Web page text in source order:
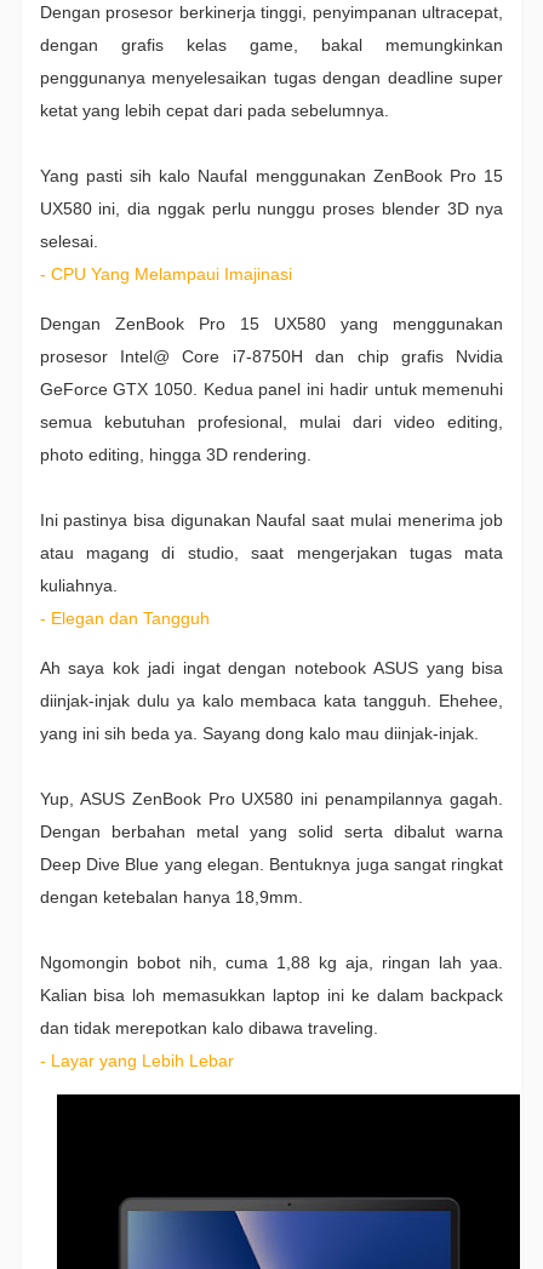
Dengan prosesor berkinerja tinggi, penyimpanan ultracepat,
dengan grafis kelas game, bakal memungkinkan
penggunanya menyelesaikan tugas dengan deadline super
ketat yang lebih cepat dari pada sebelumnya.
Yang pasti sih kalo Naufal menggunakan ZenBook Pro 15
UX580 ini, dia nggak perlu nunggu proses blender 3D nya
selesai.
- CPU Yang Melampaui Imajinasi
Dengan ZenBook Pro 15 UX580 yang menggunakan
prosesor Intel@ Core i7-8750H dan chip grafis Nvidia
GeForce GTX 1050. Kedua panel ini hadir untuk memenuhi
semua kebutuhan profesional, mulai dari video editing,
photo editing, hingga 3D rendering.
Ini pastinya bisa digunakan Naufal saat mulai menerima job
atau magang di studio, saat mengerjakan tugas mata
kuliahnya.
- Elegan dan Tangguh
Ah saya kok jadi ingat dengan notebook ASUS yang bisa
diinjak-injak dulu ya kalo membaca kata tangguh. Ehehee,
yang ini sih beda ya. Sayang dong kalo mau diinjak-injak.
Yup, ASUS ZenBook Pro UX580 ini penampilannya gagah.
Dengan berbahan metal yang solid serta dibalut warna
Deep Dive Blue yang elegan. Bentuknya juga sangat ringkat
dengan ketebalan hanya 18,9mm.
Ngomongin bobot nih, cuma 1,88 kg aja, ringan lah yaa.
Kalian bisa loh memasukkan laptop ini ke dalam backpack
dan tidak merepotkan kalo dibawa traveling.
- Layar yang Lebih Lebar